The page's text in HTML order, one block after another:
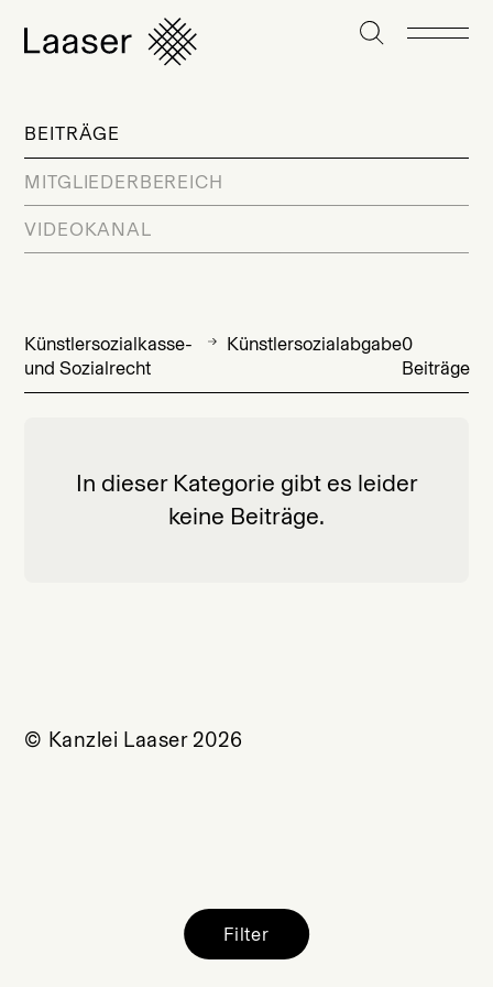
BEITRÄGE
MITGLIEDERBEREICH
VIDEOKANAL
Künstlersozialkasse-
und Sozialrecht
Künstlersozialabgabe0
Beiträge
In dieser Kategorie gibt es leider
keine Beiträge.
Filter
© Kanzlei Laaser 2026